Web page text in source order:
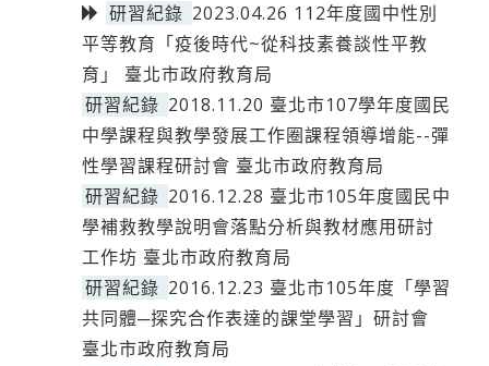
研習紀錄 2023.04.26 112年度國中性別
平等教育「疫後時代~從科技素養談性平教
育」 臺北市政府教育局
研習紀錄 2018.11.20 臺北市107學年度國民
中學課程與教學發展工作圈課程領導增能--彈
性學習課程研討會 臺北市政府教育局
研習紀錄 2016.12.28 臺北市105年度國民中
學補救教學說明會落點分析與教材應用研討
工作坊 臺北市政府教育局
研習紀錄 2016.12.23 臺北市105年度「學習
共同體─探究合作表達的課堂學習」研討會
臺北市政府教育局